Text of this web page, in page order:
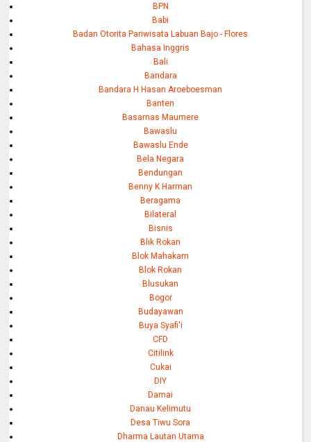
BPN
Babi
Badan Otorita Pariwisata Labuan Bajo - Flores
Bahasa Inggris
Bali
Bandara
Bandara H Hasan Aroeboesman
Banten
Basarnas Maumere
Bawaslu
Bawaslu Ende
Bela Negara
Bendungan
Benny K Harman
Beragama
Bilateral
Bisnis
Blik Rokan
Blok Mahakam
Blok Rokan
Blusukan
Bogor
Budayawan
Buya Syafi'i
CFD
Citilink
Cukai
DIY
Damai
Danau Kelimutu
Desa Tiwu Sora
Dharma Lautan Utama